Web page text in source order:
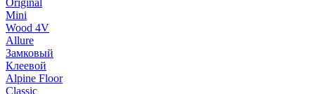
Original
Mini
Wood 4V
Allure
Замковый
Клеевой
Alpine Floor
Classic